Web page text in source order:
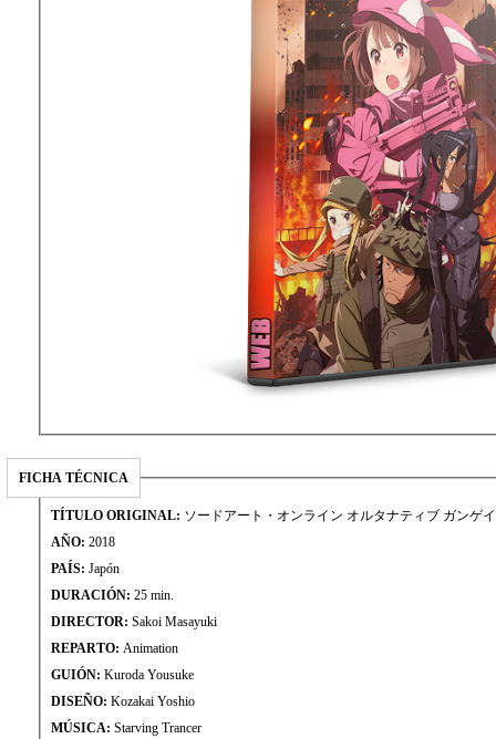
FICHA TÉCNICA
TÍTULO ORIGINAL: ソードアート・オンライン オルタナティブ ガンゲ
AÑO: 2018
PAÍS: Japón
DURACIÓN: 25 min.
DIRECTOR: Sakoi Masayuki
REPARTO: Animation
GUIÓN: Kuroda Yousuke
DISEÑO: Kozakai Yoshio
MÚSICA: Starving Trancer